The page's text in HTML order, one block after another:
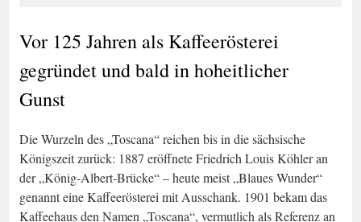
Vor 125 Jahren als Kaffeerösterei
gegründet und bald in hoheitlicher
Gunst
Die Wurzeln des „Toscana“ reichen bis in die sächsische
Königszeit zurück: 1887 eröffnete Friedrich Louis Köhler an
der „König-Albert-Brücke“ – heute meist „Blaues Wunder“
genannt eine Kaffeerösterei mit Ausschank. 1901 bekam das
Kaffeehaus den Namen „Toscana“, vermutlich als Referenz an